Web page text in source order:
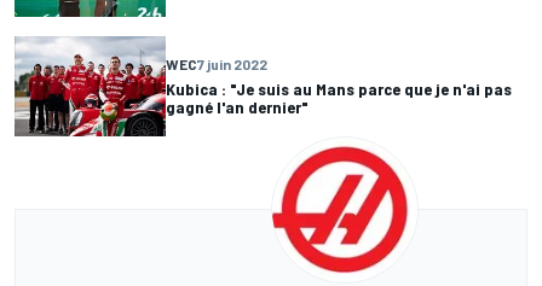
WEC7 juin 2022
Kubica : "Je suis au Mans parce que je n'ai pas
gagné l'an dernier"